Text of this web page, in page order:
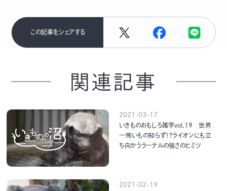
この記事をシェアする
関連記事
2021-03-17
いきものおもしろ雑学vol.19 世界
一怖いもの知らず！？ライオンにも立
ち向かうラーテルの強さのヒミツ
2021-02-19